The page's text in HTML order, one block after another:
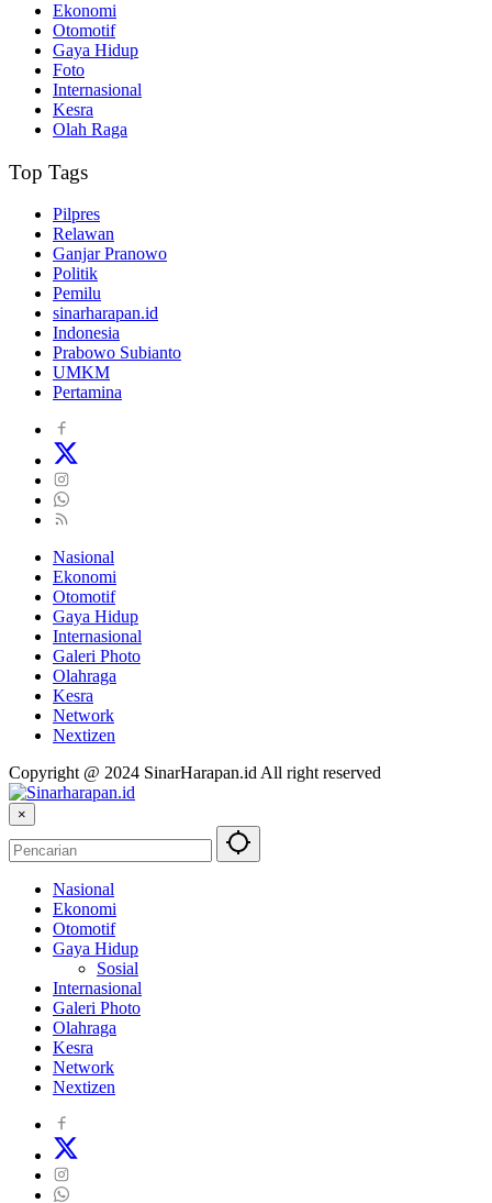
Ekonomi
Otomotif
Gaya Hidup
Foto
Internasional
Kesra
Olah Raga
Top Tags
Pilpres
Relawan
Ganjar Pranowo
Politik
Pemilu
sinarharapan.id
Indonesia
Prabowo Subianto
UMKM
Pertamina
Nasional
Ekonomi
Otomotif
Gaya Hidup
Internasional
Galeri Photo
Olahraga
Kesra
Network
Nextizen
Copyright @ 2024 SinarHarapan.id All right reserved
×
Nasional
Ekonomi
Otomotif
Gaya Hidup
Sosial
Internasional
Galeri Photo
Olahraga
Kesra
Network
Nextizen